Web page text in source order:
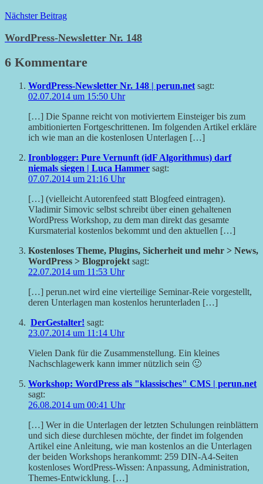
Nächster Beitrag
WordPress-Newsletter Nr. 148
6 Kommentare
WordPress-Newsletter Nr. 148 | perun.net sagt:
02.07.2014 um 15:50 Uhr
[…] Die Spanne reicht von motiviertem Einsteiger bis zum
ambitionierten Fortgeschrittenen. Im folgenden Artikel erkläre
ich wie man an die kostenlosen Unterlagen […]
Ironblogger: Pure Vernunft (idF Algorithmus) darf
niemals siegen | Luca Hammer sagt:
07.07.2014 um 21:16 Uhr
[…] (vielleicht Autorenfeed statt Blogfeed eintragen).
Vladimir Simovic selbst schreibt über einen gehaltenen
WordPress Workshop, zu dem man direkt das gesamte
Kursmaterial kostenlos bekommt und den aktuellen […]
Kostenloses Theme, Plugins, Sicherheit und mehr > News,
WordPress > Blogprojekt sagt:
22.07.2014 um 11:53 Uhr
[…] perun.net wird eine vierteilige Seminar-Reie vorgestellt,
deren Unterlagen man kostenlos herunterladen […]
DerGestalter! sagt:
23.07.2014 um 11:14 Uhr
Vielen Dank für die Zusammenstellung. Ein kleines
Nachschlagewerk kann immer nützlich sein 🙂
Workshop: WordPress als "klassisches" CMS | perun.net
sagt:
26.08.2014 um 00:41 Uhr
[…] Wer in die Unterlagen der letzten Schulungen reinblättern
und sich diese durchlesen möchte, der findet im folgenden
Artikel eine Anleitung, wie man kostenlos an die Unterlagen
der beiden Workshops herankommt: 259 DIN-A4-Seiten
kostenloses WordPress-Wissen: Anpassung, Administration,
Themes-Entwicklung. […]